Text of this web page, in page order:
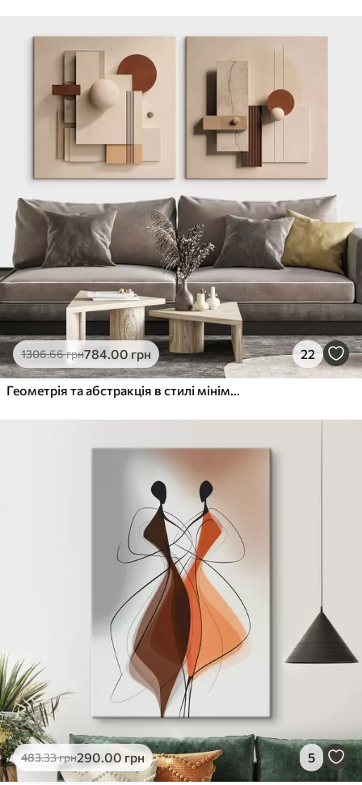
Стійкість до вицвітання
Безпечне чорнило без запаху
Поверхня з текстурою полотна
Екологічний матеріал
Преміум
✓Яскраві, насичені кольори
Стійкість до вицвітання
✓Безпечне чорнило без запаху
✓Поверхня з текстурою полотна
✗ Екологічний матеріал
Еко-Преміум
Від 455 .00 грн
✓Яскраві, насичені кольори
Поверхня з текстурою полотна
1306.66грн784.00 грн 22
Геометрія та абстракція в стилі мінімалізму
483.33грн290.00 грн 5